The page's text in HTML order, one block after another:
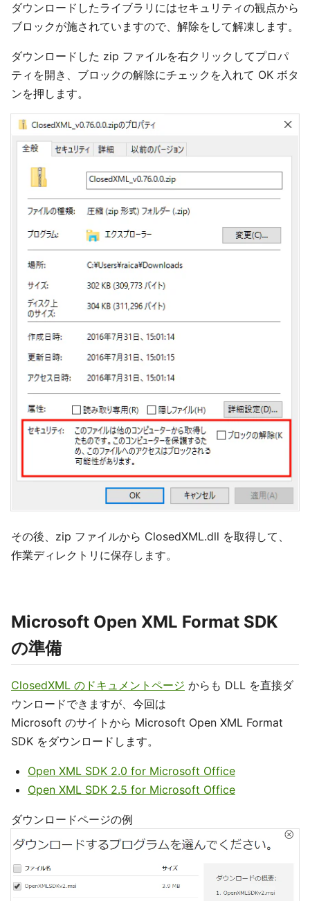
ダウンロードしたライブラリにはセキュリティの観点から
ブロックが施されていますので、解除をして解凍します。
ダウンロードした zip ファイルを右クリックしてプロパ
ティを開き、ブロックの解除にチェックを入れて OK ボタ
ンを押します。
その後、zip ファイルから ClosedXML.dll を取得して、
作業ディレクトリに保存します。
Microsoft Open XML Format SDK
の準備
ClosedXML のドキュメントページ からも DLL を直接ダ
ウンロードできますが、今回は
Microsoft のサイトから Microsoft Open XML Format
SDK をダウンロードします。
Open XML SDK 2.0 for Microsoft Office
Open XML SDK 2.5 for Microsoft Office
ダウンロードページの例